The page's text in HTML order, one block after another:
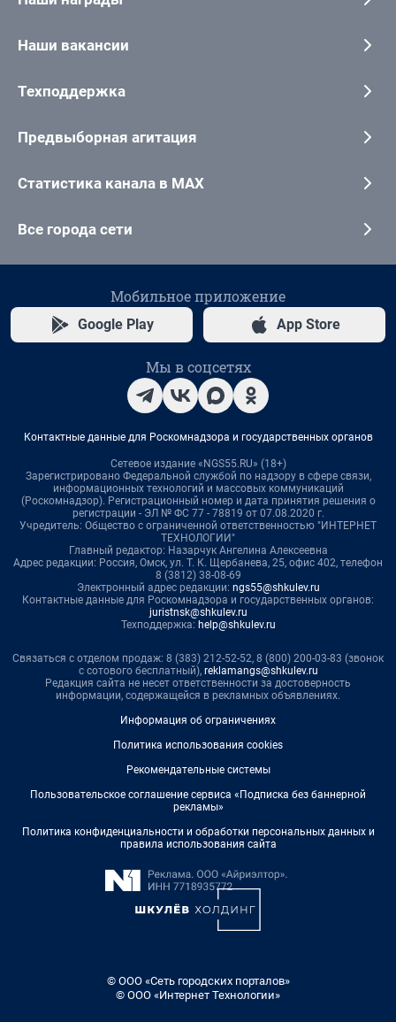
Наши вакансии
Техподдержка
Предвыборная агитация
Статистика канала в MAX
Все города сети
Мобильное приложение
Google Play App Store
Мы в соцсетях
Контактные данные для Роскомнадзора и государственных органов
Сетевое издание «NGS55.RU» (18+)
Зарегистрировано Федеральной службой по надзору в сфере связи,
информационных технологий и массовых коммуникаций
(Роскомнадзор). Регистрационный номер и дата принятия решения о
регистрации - ЭЛ № ФС 77 - 78819 от 07.08.2020 г.
Учредитель: Общество с ограниченной ответственностью "ИНТЕРНЕТ
ТЕХНОЛОГИИ"
Главный редактор: Назарчук Ангелина Алексеевна
Адрес редакции: Россия, Омск, ул. Т. К. Щербанева, 25, офис 402, телефон
8 (3812) 38-08-69
Электронный адрес редакции: ngs55@shkulev.ru
Контактные данные для Роскомнадзора и государственных органов:
juristnsk@shkulev.ru
Техподдержка: help@shkulev.ru
Связаться с отделом продаж: 8 (383) 212-52-52, 8 (800) 200-03-83 (звонок
с сотового бесплатный), reklamangs@shkulev.ru
Редакция сайта не несет ответственности за достоверность
информации, содержащейся в рекламных объявлениях.
Информация об ограничениях
Политика использования cookies
Рекомендательные системы
Пользовательское соглашение сервиса «Подписка без баннерной
рекламы»
Политика конфиденциальности и обработки персональных данных и
правила использования сайта
© ООО «Сеть городских порталов»
© ООО «Интернет Технологии»